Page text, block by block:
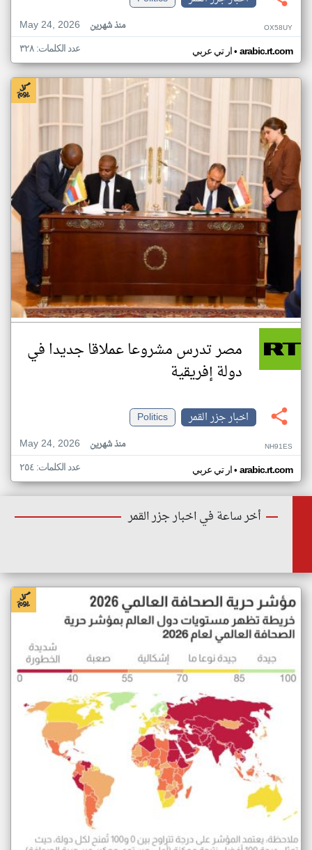
May 24, 2026
منذ شهرين OX58UY
ار تي عربي• arabic.rt.com عدد الكلمات: ٣٢٨
مصر تدرس مشروعا عملاقا جديدا في
دولة إفريقية
اخبار جزر القمر
Politics
May 24, 2026
منذ شهرين NH91ES
ار تي عربي• arabic.rt.com عدد الكلمات: ٢٥٤
أخر ساعة في اخبار جزر القمر